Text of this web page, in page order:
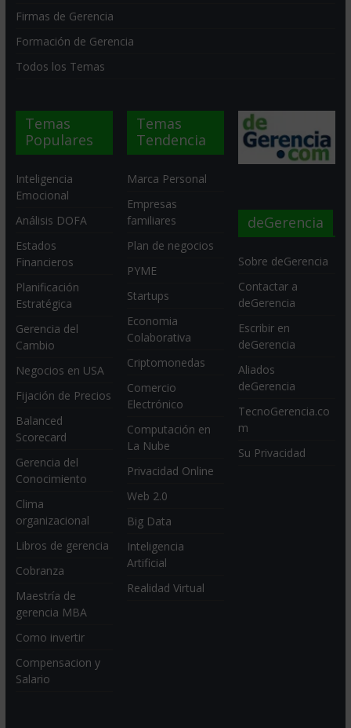
Firmas de Gerencia
Formación de Gerencia
Todos los Temas
Temas
Populares
Inteligencia
Emocional
Análisis DOFA
Estados
Financieros
Planificación
Estratégica
Gerencia del
Cambio
Negocios en USA
Fijación de Precios
Balanced
Scorecard
Gerencia del
Conocimiento
Clima
organizacional
Libros de gerencia
Cobranza
Maestría de
gerencia MBA
Como invertir
Compensacion y
Salario
Temas
Tendencia
Marca Personal
Empresas
familiares
Plan de negocios
PYME
Startups
Economia
Colaborativa
Criptomonedas
Comercio
Electrónico
Computación en
La Nube
Privacidad Online
Web 2.0
Big Data
Inteligencia
Artificial
Realidad Virtual
deGerencia
Sobre deGerencia
Contactar a
deGerencia
Escribir en
deGerencia
Aliados
deGerencia
TecnoGerencia.co
m
Su Privacidad